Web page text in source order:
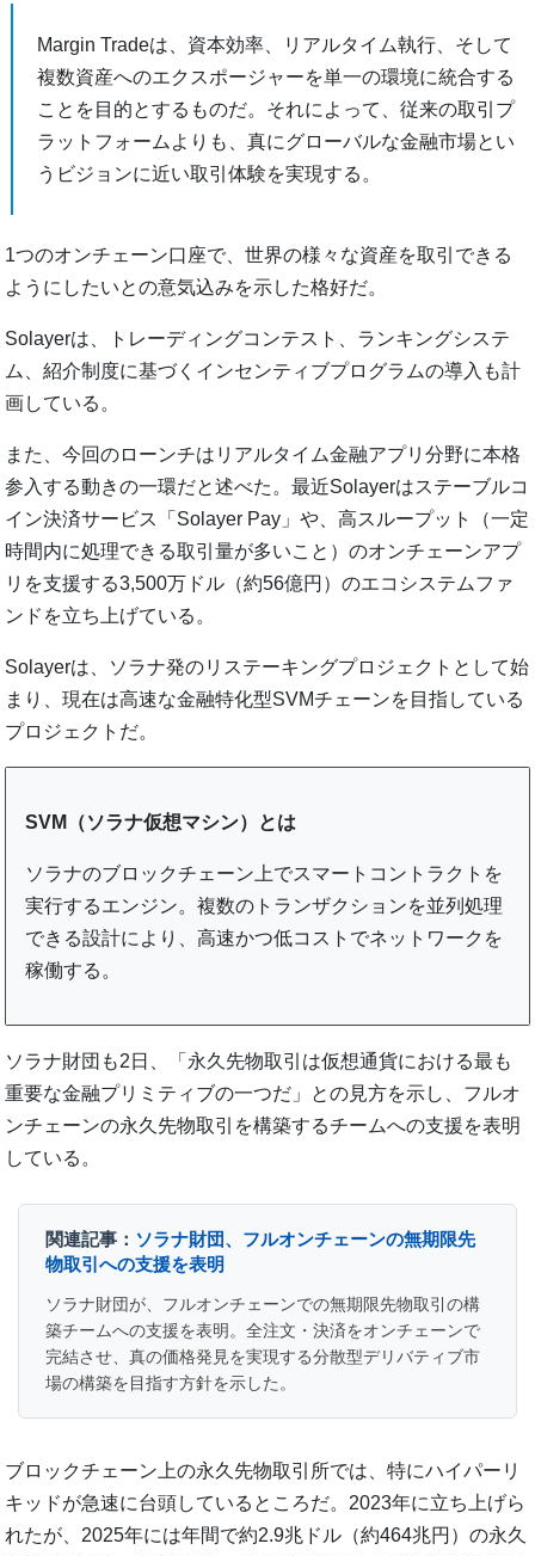
Margin Tradeは、資本効率、リアルタイム執行、そして
複数資産へのエクスポージャーを単一の環境に統合する
ことを目的とするものだ。それによって、従来の取引プ
ラットフォームよりも、真にグローバルな金融市場とい
うビジョンに近い取引体験を実現する。
1つのオンチェーン口座で、世界の様々な資産を取引できる
ようにしたいとの意気込みを示した格好だ。
Solayerは、トレーディングコンテスト、ランキングシステ
ム、紹介制度に基づくインセンティブプログラムの導入も計
画している。
また、今回のローンチはリアルタイム金融アプリ分野に本格
参入する動きの一環だと述べた。最近Solayerはステーブルコ
イン決済サービス「Solayer Pay」や、高スループット（一定
時間内に処理できる取引量が多いこと）のオンチェーンアプ
リを支援する3,500万ドル（約56億円）のエコシステムファ
ンドを立ち上げている。
Solayerは、ソラナ発のリステーキングプロジェクトとして始
まり、現在は高速な金融特化型SVMチェーンを目指している
プロジェクトだ。
SVM（ソラナ仮想マシン）とは
ソラナのブロックチェーン上でスマートコントラクトを
実行するエンジン。複数のトランザクションを並列処理
できる設計により、高速かつ低コストでネットワークを
稼働する。
ソラナ財団も2日、「永久先物取引は仮想通貨における最も
重要な金融プリミティブの一つだ」との見方を示し、フルオ
ンチェーンの永久先物取引を構築するチームへの支援を表明
している。
関連記事： ソラナ財団、フルオンチェーンの無期限先
物取引への支援を表明
ソラナ財団が、フルオンチェーンでの無期限先物取引の構
築チームへの支援を表明。全注文・決済をオンチェーンで
完結させ、真の価格発見を実現する分散型デリバティブ市
場の構築を目指す方針を示した。
ブロックチェーン上の永久先物取引所では、特にハイパーリ
キッドが急速に台頭しているところだ。2023年に立ち上げら
れたが、2025年には年間で約2.9兆ドル（約464兆円）の永久